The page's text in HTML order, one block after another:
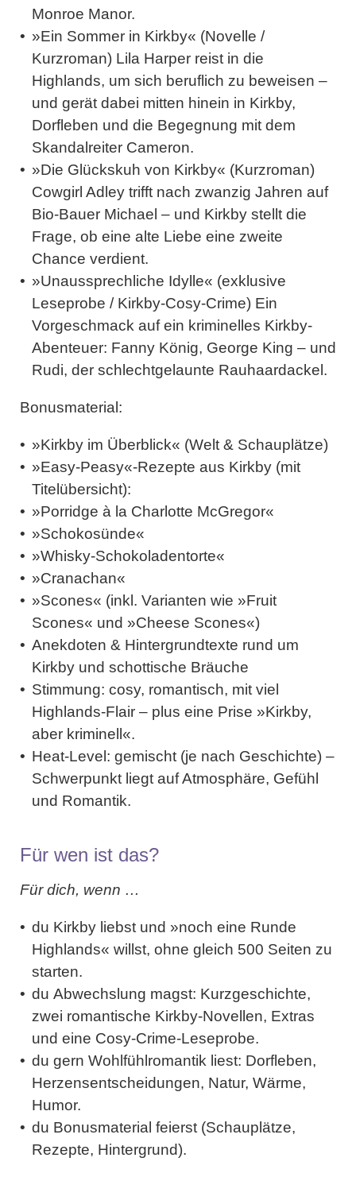
Monroe Manor.
»Ein Sommer in Kirkby« (Novelle /
Kurzroman) Lila Harper reist in die
Highlands, um sich beruflich zu beweisen –
und gerät dabei mitten hinein in Kirkby,
Dorfleben und die Begegnung mit dem
Skandalreiter Cameron.
»Die Glückskuh von Kirkby« (Kurzroman)
Cowgirl Adley trifft nach zwanzig Jahren auf
Bio-Bauer Michael – und Kirkby stellt die
Frage, ob eine alte Liebe eine zweite
Chance verdient.
»Unaussprechliche Idylle« (exklusive
Leseprobe / Kirkby-Cosy-Crime) Ein
Vorgeschmack auf ein kriminelles Kirkby-
Abenteuer: Fanny König, George King – und
Rudi, der schlechtgelaunte Rauhaardackel.
Bonusmaterial:
»Kirkby im Überblick« (Welt & Schauplätze)
»Easy-Peasy«-Rezepte aus Kirkby (mit
Titelübersicht):
»Porridge à la Charlotte McGregor«
»Schokosünde«
»Whisky-Schokoladentorte«
»Cranachan«
»Scones« (inkl. Varianten wie »Fruit
Scones« und »Cheese Scones«)
Anekdoten & Hintergrundtexte rund um
Kirkby und schottische Bräuche
Stimmung: cosy, romantisch, mit viel
Highlands-Flair – plus eine Prise »Kirkby,
aber kriminell«.
Heat-Level: gemischt (je nach Geschichte) –
Schwerpunkt liegt auf Atmosphäre, Gefühl
und Romantik.
Für wen ist das?
Für dich, wenn …
du Kirkby liebst und »noch eine Runde
Highlands« willst, ohne gleich 500 Seiten zu
starten.
du Abwechslung magst: Kurzgeschichte,
zwei romantische Kirkby-Novellen, Extras
und eine Cosy-Crime-Leseprobe.
du gern Wohlfühlromantik liest: Dorfleben,
Herzensentscheidungen, Natur, Wärme,
Humor.
du Bonusmaterial feierst (Schauplätze,
Rezepte, Hintergrund).